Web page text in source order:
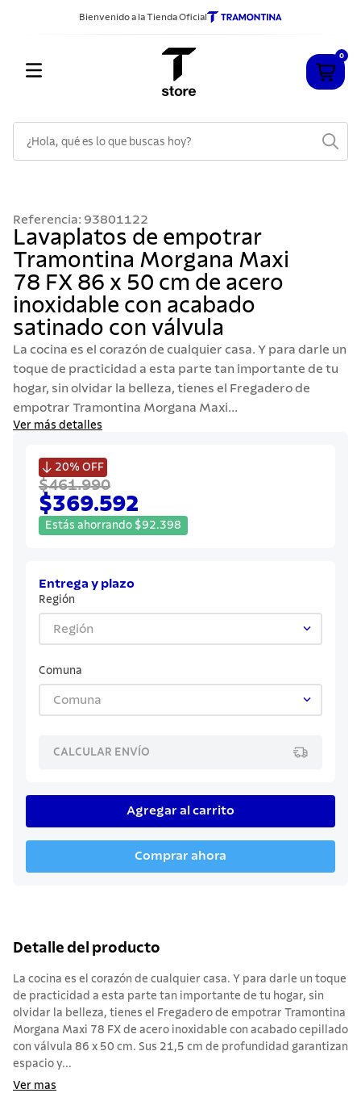
Bienvenido a la Tienda Oficial
0
Referencia: 93801122
Lavaplatos de empotrar
Tramontina Morgana Maxi
78 FX 86 x 50 cm de acero
inoxidable con acabado
satinado con válvula
La cocina es el corazón de cualquier casa. Y para darle un
toque de practicidad a esta parte tan importante de tu
hogar, sin olvidar la belleza, tienes el Fregadero de
empotrar Tramontina Morgana Maxi...
Ver más detalles
 20% OFF
$461.990
$369.592
Estás ahorrando $92.398
Entrega y plazo
Región
Región
Comuna
Comuna
CALCULAR ENVÍO
Agregar al carrito
Comprar ahora
Detalle del producto
La cocina es el corazón de cualquier casa. Y para darle un toque
de practicidad a esta parte tan importante de tu hogar, sin
olvidar la belleza, tienes el Fregadero de empotrar Tramontina
Morgana Maxi 78 FX de acero inoxidable con acabado cepillado
con válvula 86 x 50 cm. Sus 21,5 cm de profundidad garantizan
espacio y...
Ver mas
2.
sarten
3.
cubiertos
4.
ollas
5.
acero inoxidable
6.
grano
7.
442
solar
9.
cuchillo
10. termo